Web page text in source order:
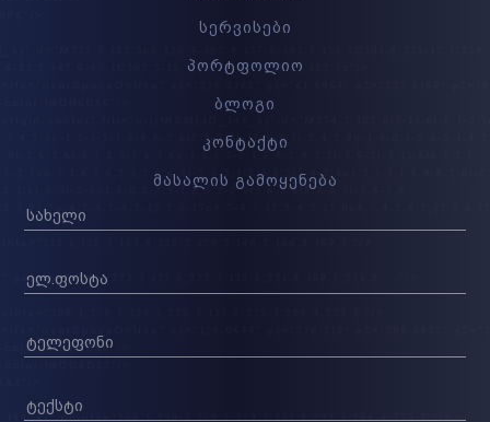
სერვისები
პორტფოლიო
ბლოგი
კონტაქტი
მასალის გამოყენება